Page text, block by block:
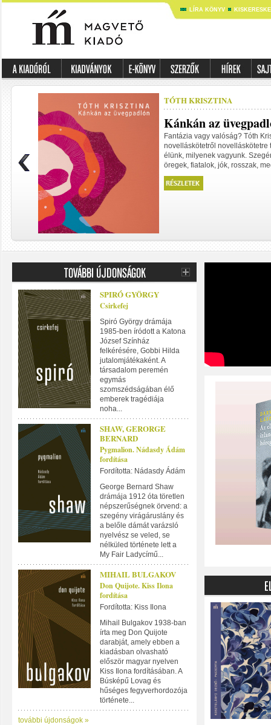
LÍRA KÖNYV
TÓTH KRISZTINA
Kánkán az
Fantázia vagy valóság? Tóth
novelláskötetről novelláskötetre
élünk, milyenek vagyunk.
öregek, fiatalok, jók, rosszak,
SPIRÓ GYÖRGY
Csirkefej
Spiró György drámája
1985-ben íródott a Katona
József Színház
felkérésére, Gobbi Hilda
jutalomjátékaként. A
társadalom peremén
egymás
szomszédságában élő
emberek tragédiája
noha...
SHAW, GERORGE
BERNARD
Pygmalion. Nádasdy Ádám
fordítása
Fordította: Nádasdy Ádám
George Bernard Shaw
drámája 1912 óta töretlen
népszerűségnek örvend: a
szegény virágáruslány és
a belőle dámát varázsló
nyelvész se veled, se
nélküled története lett a
My Fair Ladycímű...
MIHAIL BULGAKOV
Don Quijote. Kiss Ilona
fordítása
Fordította: Kiss Ilona
Mihail Bulgakov 1938-ban
írta meg Don Quijote
darabját, amely ebben a
kiadásban olvasható
először magyar nyelven
Kiss Ilona fordításában. A
Búsképű Lovag és
hűséges fegyverhordozója
története...
további újdonságok »